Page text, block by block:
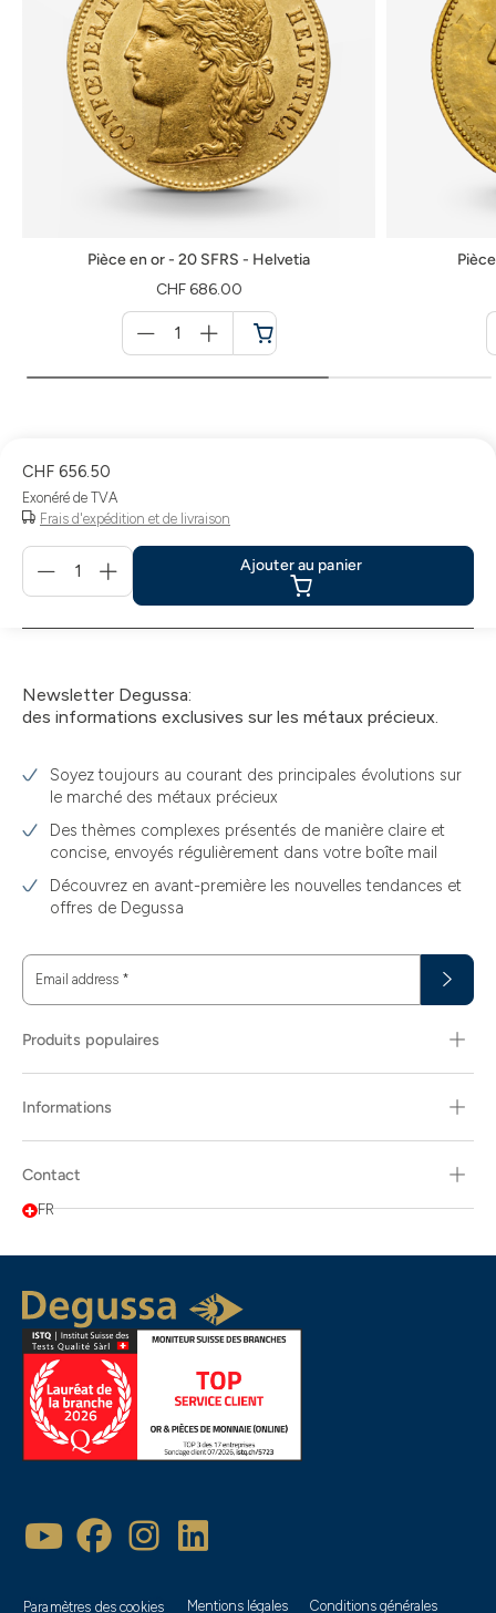
Pièce en or - 20 SFRS - Helvetia
CHF 686.00
für
Panier
CHF 656.50
Exonéré de TVA
Frais d'expédition et de livraison
Ajouter
panier
Ajouter au panier
Newsletter Degussa:
des informations exclusives sur les métaux précieux.
Soyez toujours au courant des principales évolutions sur
le marché des métaux précieux
Des thèmes complexes présentés de manière claire et
concise, envoyés régulièrement dans votre boîte mail
Découvrez en avant-première les nouvelles tendances et
offres de Degussa
Email address *
Produits populaires
Informations
Contact
FR
Paramètres des cookies Mentions légales Conditions générales